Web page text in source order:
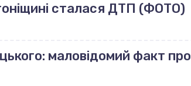
сталася ДТП (ФОТО)
маловідомий факт про